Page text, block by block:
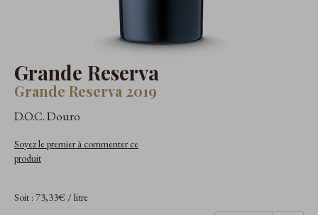
Grande Reserva
Grande Reserva 2019
D.O.C. Douro
Soyez le premier à commenter ce
produit
Soit : 73,33€ / litre